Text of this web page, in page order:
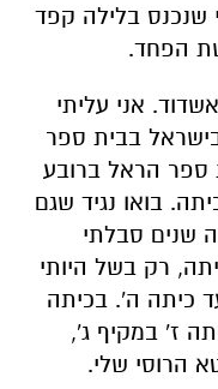
שנכנס בלילה קפד
הפחד.
אני עליתי
בבית ספר
ספר הראל ברובע
בואו נגיד שגם
שנים סבלתי
רק בשל היותי
כיתה ה'. בכיתה
ז' במקיף ג',
הרוסי שלי.